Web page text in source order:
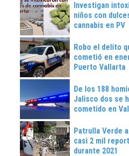
Investigan
niños con
cannabis en PV
Robo el delito
cometió en
Puerto Vallarta
De los 188
Jalisco dos se
cometido en
Patrulla Verde
casi 2 mil
durante 2021